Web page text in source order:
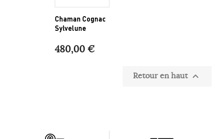
Chaman Cognac
Sylvelune
480,00 €
Retour en haut 